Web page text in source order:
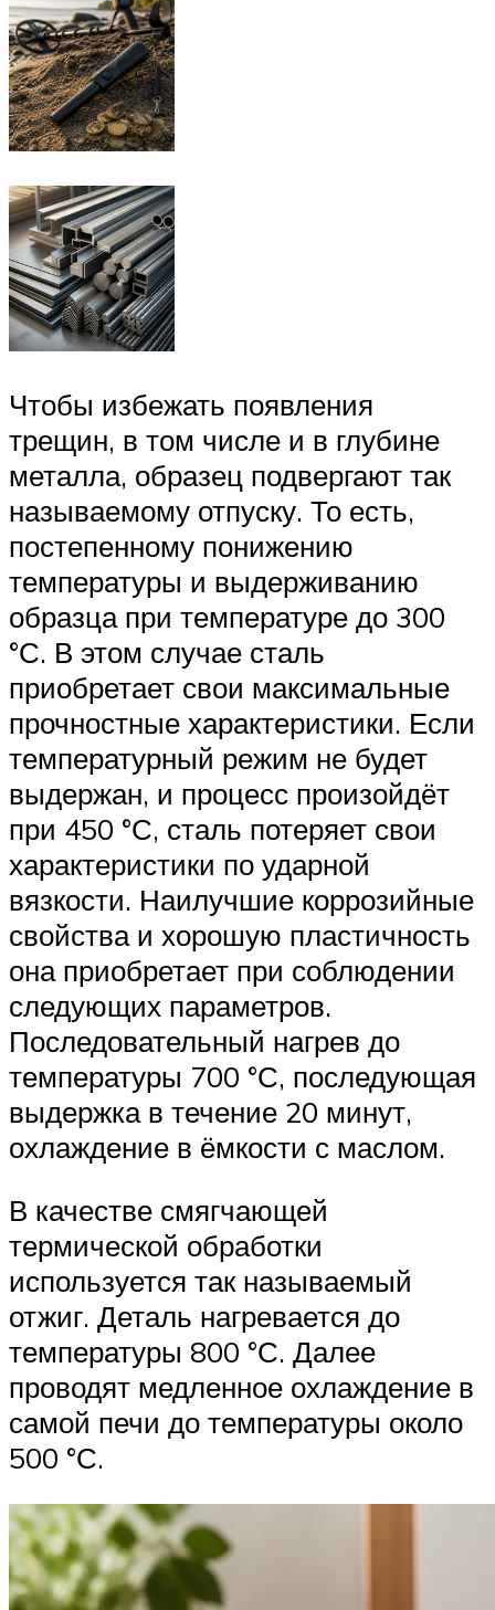
Чтобы избежать появления
трещин, в том числе и в глубине
металла, образец подвергают так
называемому отпуску. То есть,
постепенному понижению
температуры и выдерживанию
образца при температуре до 300
°С. В этом случае сталь
приобретает свои максимальные
прочностные характеристики. Если
температурный режим не будет
выдержан, и процесс произойдёт
при 450 °С, сталь потеряет свои
характеристики по ударной
вязкости. Наилучшие коррозийные
свойства и хорошую пластичность
она приобретает при соблюдении
следующих параметров.
Последовательный нагрев до
температуры 700 °С, последующая
выдержка в течение 20 минут,
охлаждение в ёмкости с маслом.
В качестве смягчающей
термической обработки
используется так называемый
отжиг. Деталь нагревается до
температуры 800 °С. Далее
проводят медленное охлаждение в
самой печи до температуры около
500 °С.